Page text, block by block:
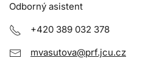
Odborný asistent
+420 389 032 378
mvasutova@prf.jcu.cz